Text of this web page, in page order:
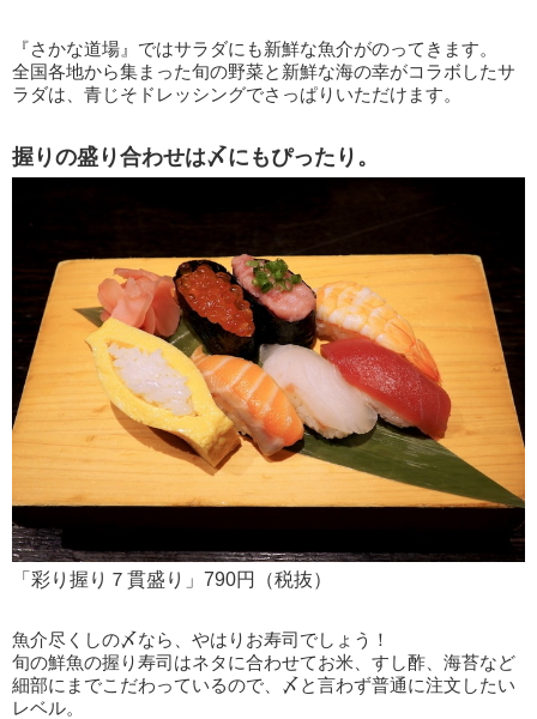
『さかな道場』ではサラダにも新鮮な魚介がのってきます。
全国各地から集まった旬の野菜と新鮮な海の幸がコラボしたサ
ラダは、青じそドレッシングでさっぱりいただけます。
握りの盛り合わせは〆にもぴったり。
「彩り握り７貫盛り」790円（税抜）
魚介尽くしの〆なら、やはりお寿司でしょう！
旬の鮮魚の握り寿司はネタに合わせてお米、すし酢、海苔など
細部にまでこだわっているので、〆と言わず普通に注文したい
レベル。